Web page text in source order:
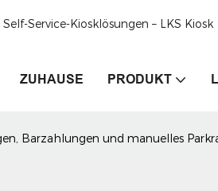
Service-Kiosklösungen – LKS Kiosk
ZUHAUSE PRODUKT
Barzahlungen und manuelles